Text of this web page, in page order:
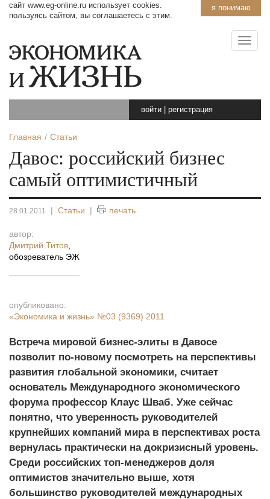
я понимаю
сайт www.eg-online.ru использует cookies.
пользуясь сайтом, вы соглашаетесь с этим.
войти регистрация
Главная Статьи
Давос: российский бизнес
самый оптимистичный
28.01.2011 | Статьи | печать
автор:
Дмитрий Титов
обозреватель ЭЖ
опубликовано:
«Экономика и жизнь» №03 (9369) 2011
Встреча мировой бизнес-элиты в Давосе
позволит по-новому посмотреть на перспективы
развития глобальной экономики, считает
основатель Международного экономического
форума профессор Клаус Шваб. Уже сейчас
понятно, что уверенность руководителей
крупнейших компаний мира в перспективах роста
вернулась практически на докризисный уровень.
Среди российских топ-менеджеров доля
оптимистов значительно выше, хотя
большинство руководителей международных